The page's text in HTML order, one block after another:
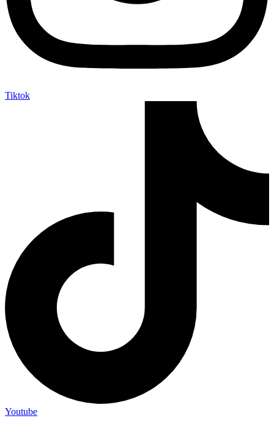
Tiktok
Youtube